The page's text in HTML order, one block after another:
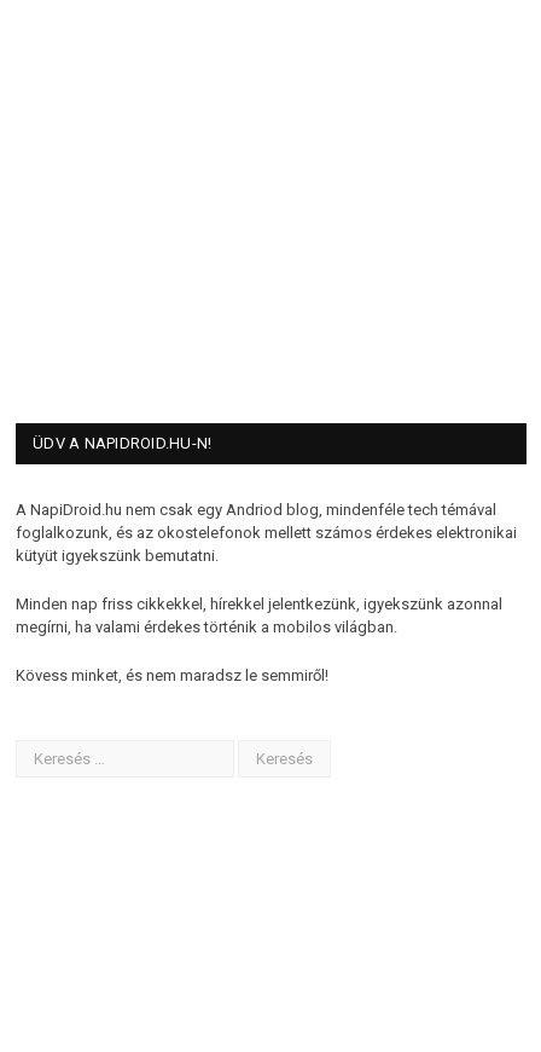
ÜDV A NAPIDROID.HU-N!
A NapiDroid.hu nem csak egy Andriod blog, mindenféle tech témával
foglalkozunk, és az okostelefonok mellett számos érdekes elektronikai
kütyüt igyekszünk bemutatni.
Minden nap friss cikkekkel, hírekkel jelentkezünk, igyekszünk azonnal
megírni, ha valami érdekes történik a mobilos világban.
Kövess minket, és nem maradsz le semmiről!